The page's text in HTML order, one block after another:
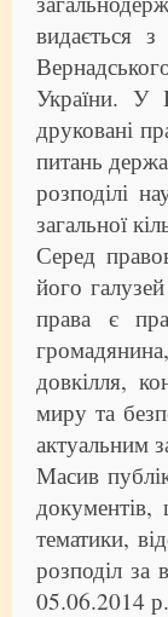
видається
України. У
друковані
питань
розподілі
загальної
Серед
його
права є
довкілля,
миру та
актуальним
Масив
документів,
тематики,
розподіл
05.06.2014